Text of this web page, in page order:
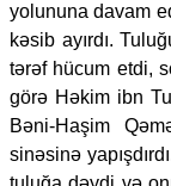
yolununa davam
kəsib ayırdı.
tərəf hücum etdi,
görə Həkim ibn
Bəni-Haşim
sinəsinə